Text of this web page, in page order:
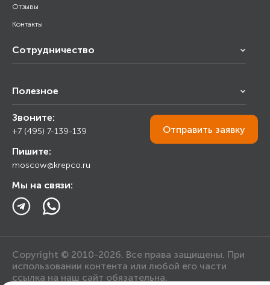
Отзывы
Контакты
Сотрудничество
Снабжение строительства
Торговым организациям
Полезное
Калькулятор
Прайс лист
Ответы на вопросы
Блог
Звоните:
+7 (495) 7-139-139
Пишите:
moscow@krepco.ru
Мы на связи:
Отправить заявку
Copyright © 2010-2026. Все права защищены. При
использовании контента или любой его части
ссылка на наш сайт обязательна.